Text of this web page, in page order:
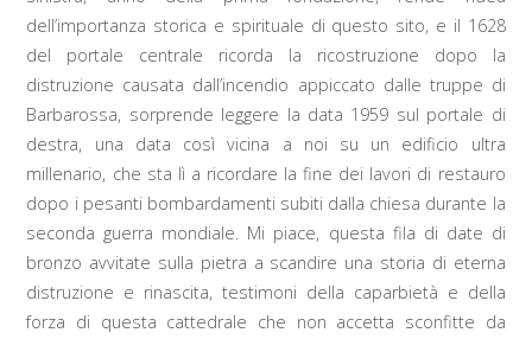
dell’importanza storica e spirituale di questo sito, e il 1628
del portale centrale ricorda la ricostruzione dopo la
distruzione causata dall’incendio appiccato dalle truppe di
Barbarossa, sorprende leggere la data 1959 sul portale di
destra, una data così vicina a noi su un edificio ultra
millenario, che sta lì a ricordare la fine dei lavori di restauro
dopo i pesanti bombardamenti subiti dalla chiesa durante la
seconda guerra mondiale. Mi piace, questa fila di date di
bronzo avvitate sulla pietra a scandire una storia di eterna
distruzione e rinascita, testimoni della caparbietà e della
forza di questa cattedrale che non accetta sconfitte da